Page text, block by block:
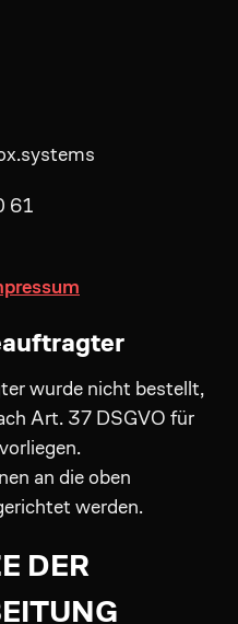
61
wurde nicht bestellt,
Art. 37 DSGVO für
an die oben
werden.
DER